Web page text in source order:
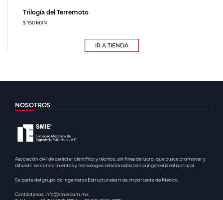
Trilogía del Terremoto
$ 750 MXN
IR A TIENDA
NOSOTROS
Asociación civil de carácter científico y técnico, sin fines de lucro, que busca promover y
difundir los conocimientos y tecnologías relacionadas con la ingeniería estructural.
Se parte del grupo de Ingenieros Estructurales más importante de México.
Contáctanos: info@smie.com.mx